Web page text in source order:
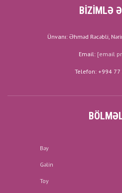
BİZİMLƏ
Ünvanı: Əhməd Rəcəbli,
Email: [email
Telefon: +994 77
Bəy
Gəlin
Toy